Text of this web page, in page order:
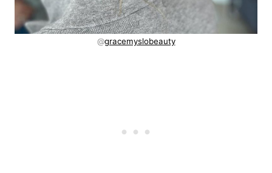
@gracemyslobeauty